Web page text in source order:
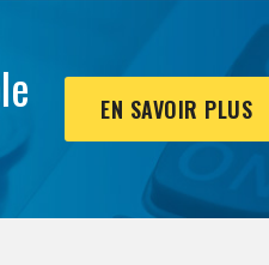
EN SAVOIR PLUS